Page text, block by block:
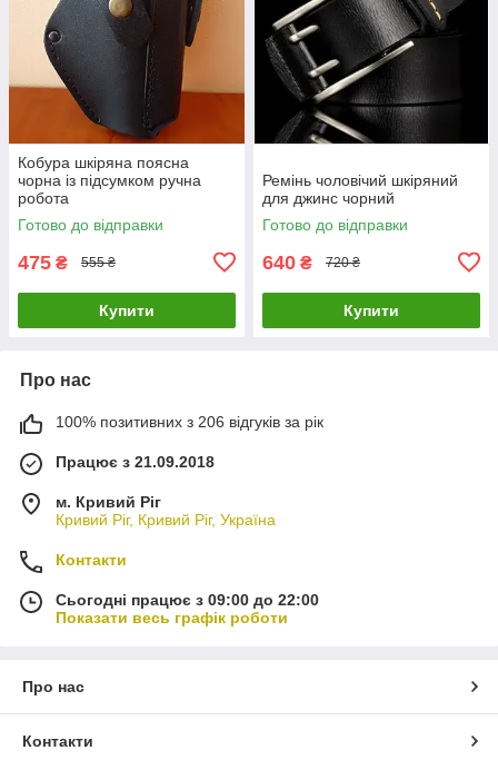
Кобура шкіряна поясна
чорна із підсумком ручна
робота
Готово до відправки
475 ₴ 555 ₴
Купити
Ремінь чоловічий шкіряний
для джинс чорний
Готово до відправки
640 ₴ 720 ₴
Купити
Про нас
100% позитивних з 206 відгуків за рік
Працює з 21.09.2018
м. Кривий Ріг
Кривий Ріг, Кривий Ріг, Україна
Контакти
Сьогодні працює з 09:00 до 22:00
Показати весь графік роботи
Про нас
Контакти